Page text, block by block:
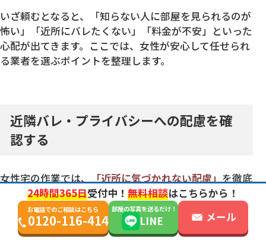
いざ頼むとなると、「知らない人に部屋を見られるのが
怖い」「近所にバレたくない」「料金が不安」といった
心配が出てきます。ここでは、女性が安心して任せられ
る業者を選ぶポイントを整理します。
近隣バレ・プライバシーへの配慮を確
認する
女性宅の作業では、「近所に気づかれない配慮」を徹底
できるかが安心の分かれ目です。具体的には、以下のよ
うな点を事前に確認しておくとよいでしょう。
24時間365日受付中！ 無料相談はこちらから！
お電話でのご相談はこちら
0120-116-414
部屋の写真を送るだけ！
LINE メール